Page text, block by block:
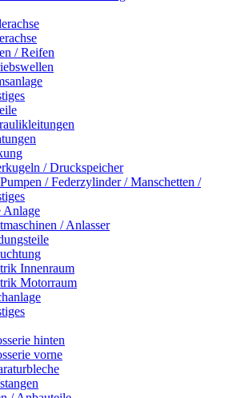
/ Reifen
/ Druckspeicher
/ Federzylinder / Manschetten /
Anlage
/ Anlasser
Innenraum
Motorraum
hinten
vorne